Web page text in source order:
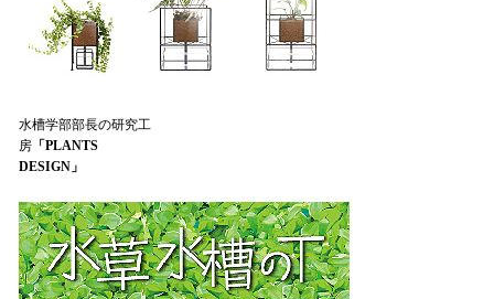
水槽学部部長の研究工
房「PLANTS
DESIGN」